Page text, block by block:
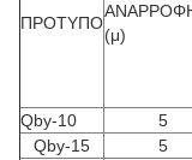
ΠΡΟΤΥΠΟ
(μ)
Qby-10 5
Qby-15
5